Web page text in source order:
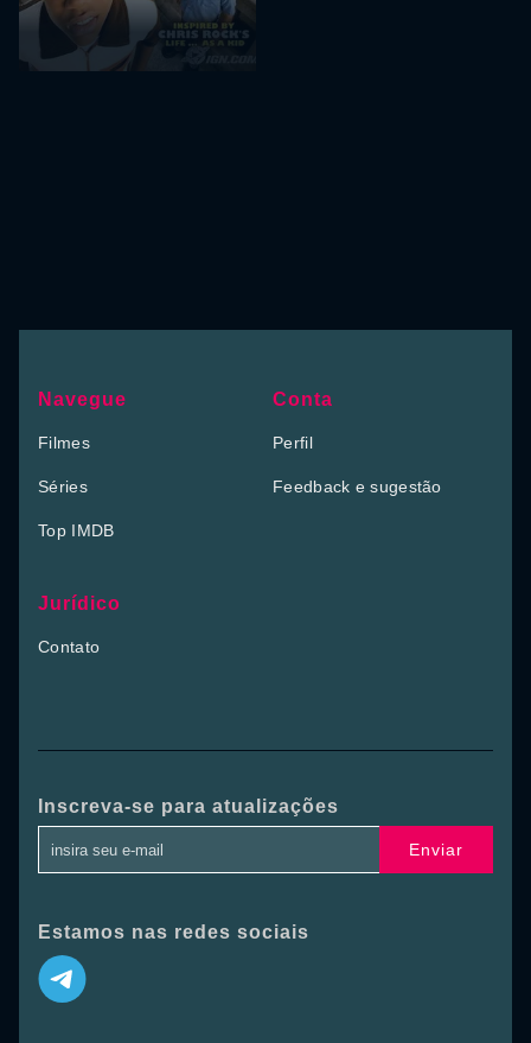
Navegue
Filmes
Séries
Top IMDB
Conta
Perfil
Feedback e sugestão
Jurídico
Contato
Inscreva-se para atualizações
Enviar
Estamos nas redes sociais